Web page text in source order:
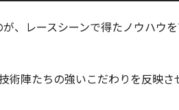
、レースシーンで得たノウハウ
術陣たちの強いこだわりを反映さ